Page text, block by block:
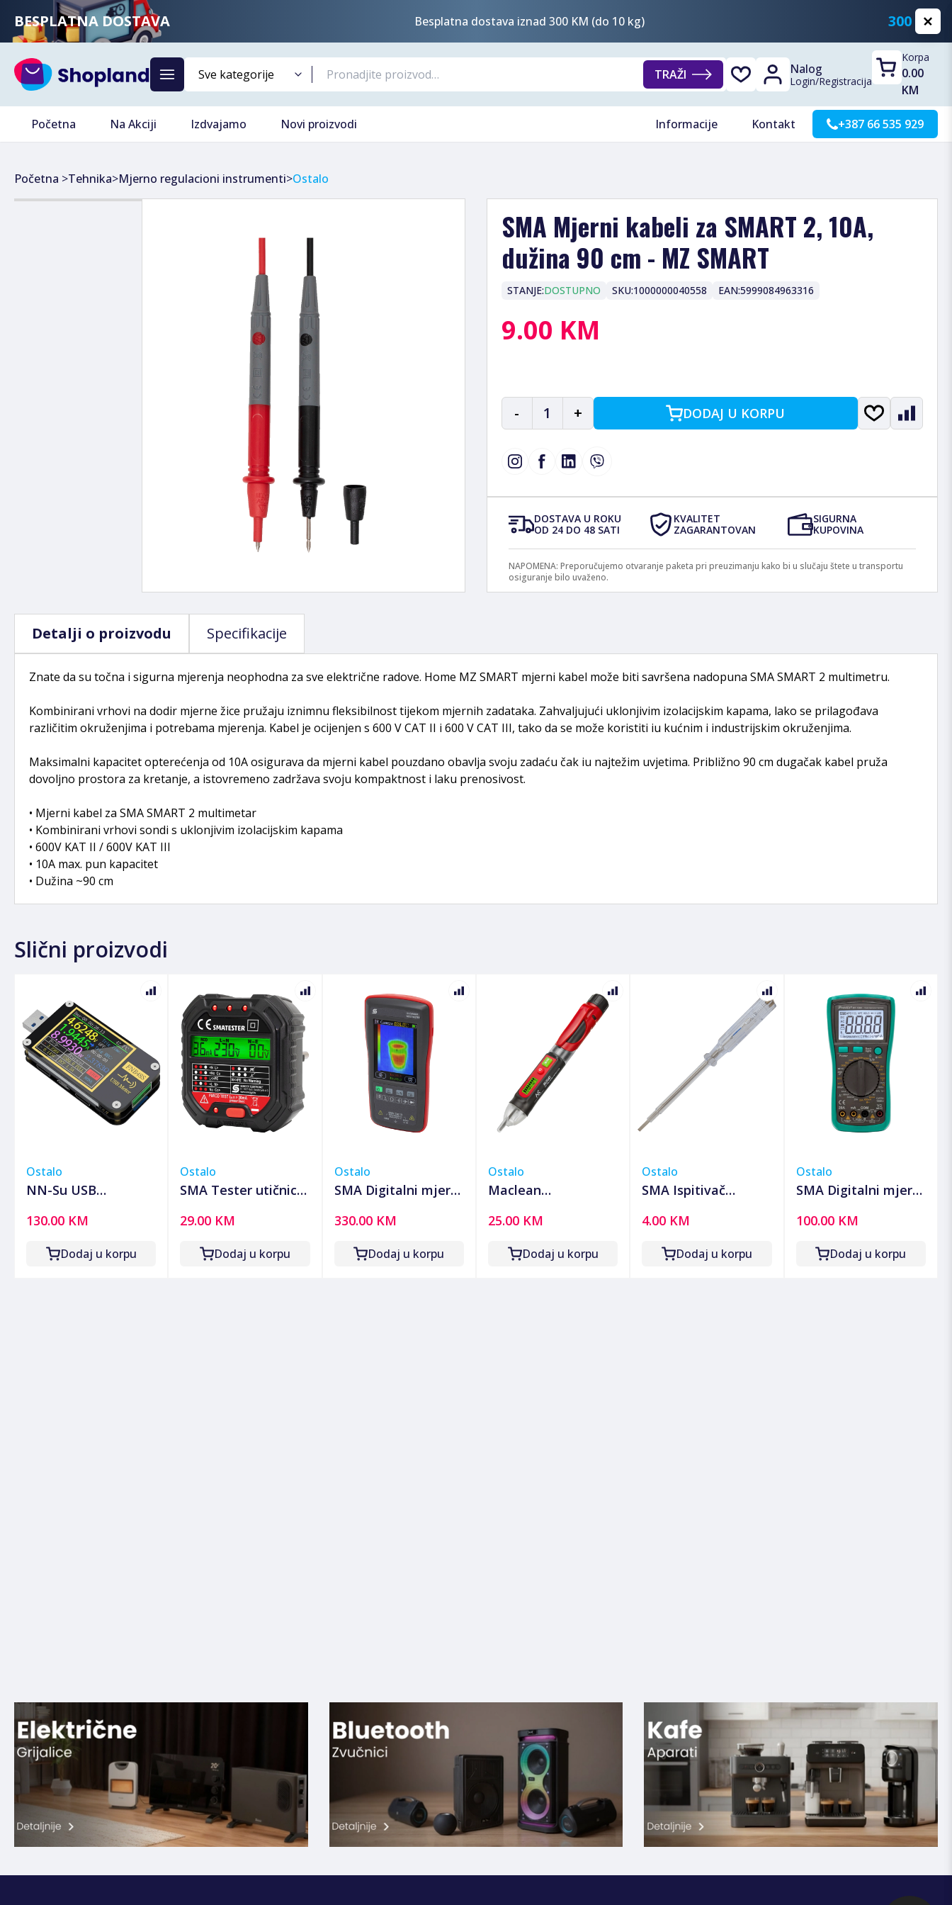
BESPLATNA DOSTAVA Besplatna dostava iznad 300 KM (do 10 kg) 300 KM
TRAŽI Nalog
Login/Registracija
Korpa
0.00
KM
Početna Na Akciji Izdvajamo Novi proizvodi Informacije Kontakt +387 66 535 929
Početna >Tehnika>Mjerno regulacioni instrumenti>Ostalo
SMA Mjerni kabeli za SMART 2, 10A,
dužina 90 cm - MZ SMART
STANJE:DOSTUPNO SKU:1000000040558 EAN:5999084963316
9.00 KM
- 1 + DODAJ U KORPU
DOSTAVA U ROKU
OD 24 DO 48 SATI
KVALITET
ZAGARANTOVAN
SIGURNA
KUPOVINA
NAPOMENA: Preporučujemo otvaranje paketa pri preuzimanju kako bi u slučaju štete u transportu
osiguranje bilo uvaženo.
Detalji o proizvodu Specifikacije
Znate da su točna i sigurna mjerenja neophodna za sve električne radove. Home MZ SMART mjerni kabel može biti savršena nadopuna SMA SMART 2 multimetru.
Kombinirani vrhovi na dodir mjerne žice pružaju iznimnu fleksibilnost tijekom mjernih zadataka. Zahvaljujući uklonjivim izolacijskim kapama, lako se prilagođava
različitim okruženjima i potrebama mjerenja. Kabel je ocijenjen s 600 V CAT II i 600 V CAT III, tako da se može koristiti iu kućnim i industrijskim okruženjima.
Maksimalni kapacitet opterećenja od 10A osigurava da mjerni kabel pouzdano obavlja svoju zadaću čak iu najtežim uvjetima. Približno 90 cm dugačak kabel pruža
dovoljno prostora za kretanje, a istovremeno zadržava svoju kompaktnost i laku prenosivost.
• Mjerni kabel za SMA SMART 2 multimetar
• Kombinirani vrhovi sondi s uklonjivim izolacijskim kapama
• 600V KAT II / 600V KAT III
• 10A max. pun kapacitet
• Dužina ~90 cm
Slični proizvodi
Ostalo
NN-Su USB
tester za brzo
punjenje - FNB48S
130.00 KM
Dodaj u korpu
Ostalo
SMA Tester utičnica,
Voltmetar -
SMATESTER
29.00 KM
Dodaj u korpu
Ostalo
SMA Digitalni mjerni
termalna kamera,
2.8" TFT LCD -
330.00 KM
Dodaj u korpu
Ostalo
Maclean
detektor napona -
MCE645
25.00 KM
Dodaj u korpu
Ostalo
SMA Ispitivač
FC 20
4.00 KM
Dodaj u korpu
Ostalo
SMA Digitalni mjerni
multimetar - MT-
1280
100.00 KM
Dodaj u korpu